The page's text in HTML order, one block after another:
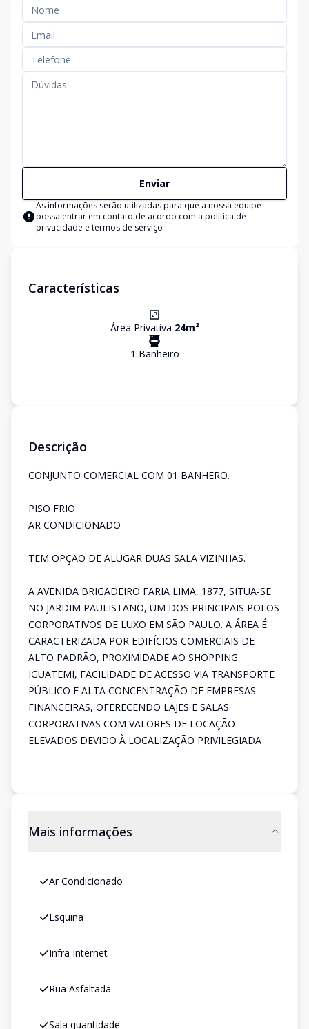
Enviar
As informações serão utilizadas para que a nossa equipe
possa entrar em contato de acordo com a política de
privacidade e termos de serviço
Características
Área Privativa 24m²
1 Banheiro
Descrição
CONJUNTO COMERCIAL COM 01 BANHERO.
PISO FRIO
AR CONDICIONADO
TEM OPÇÃO DE ALUGAR DUAS SALA VIZINHAS.
A AVENIDA BRIGADEIRO FARIA LIMA, 1877, SITUA-SE
NO JARDIM PAULISTANO, UM DOS PRINCIPAIS POLOS
CORPORATIVOS DE LUXO EM SÃO PAULO. A ÁREA É
CARACTERIZADA POR EDIFÍCIOS COMERCIAIS DE
ALTO PADRÃO, PROXIMIDADE AO SHOPPING
IGUATEMI, FACILIDADE DE ACESSO VIA TRANSPORTE
PÚBLICO E ALTA CONCENTRAÇÃO DE EMPRESAS
FINANCEIRAS, OFERECENDO LAJES E SALAS
CORPORATIVAS COM VALORES DE LOCAÇÃO
ELEVADOS DEVIDO À LOCALIZAÇÃO PRIVILEGIADA
Mais informações
Ar Condicionado
Esquina
Infra Internet
Rua Asfaltada
Sala quantidade